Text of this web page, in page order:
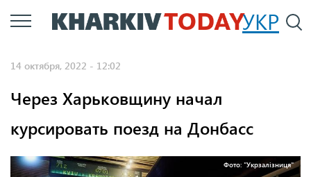
Перейти
к
УКР
14 октября, 2022 - 12:02
Через Харьковщину начал
курсировать поезд на Донбасс
Фото: "Укрзалізниця"